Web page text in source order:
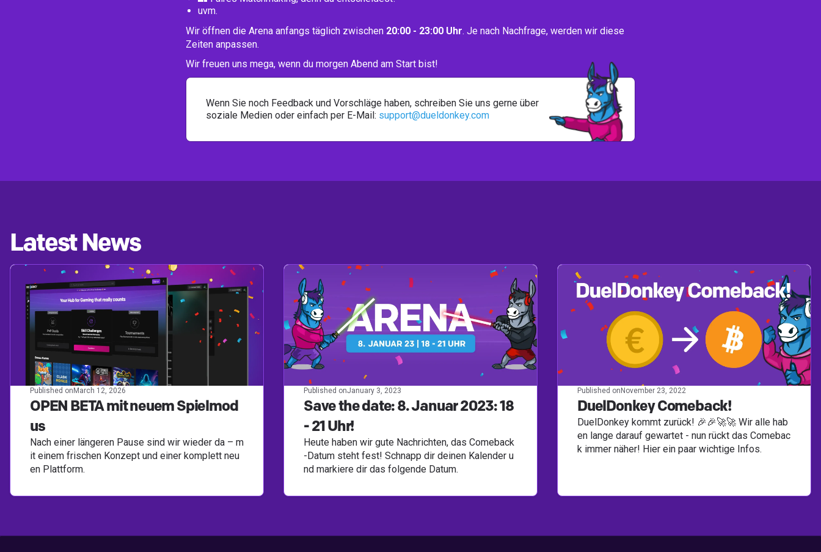
uvm.
Wir öffnen die Arena anfangs täglich zwischen 20:00 - 23:00 Uhr. Je nach Nachfrage, werden wir diese
Zeiten anpassen.
Wir freuen uns mega, wenn du morgen Abend am Start bist!
Wenn Sie noch Feedback und Vorschläge haben, schreiben Sie uns gerne über
soziale Medien oder einfach per E-Mail: support@dueldonkey.com
Latest News
Published onMarch 12, 2026
OPEN BETA mit neuem Spielmod
us
Nach einer längeren Pause sind wir wieder da – m
it einem frischen Konzept und einer komplett neu
en Plattform.
Published onJanuary 3, 2023
Save the date: 8. Januar 2023: 18
- 21 Uhr!
Heute haben wir gute Nachrichten, das Comeback
-Datum steht fest! Schnapp dir deinen Kalender u
nd markiere dir das folgende Datum.
Published onNovember 23, 2022
DuelDonkey Comeback!
DuelDonkey kommt zurück! 🎉🎉🚀🚀 Wir alle hab
en lange darauf gewartet - nun rückt das Comebac
k immer näher! Hier ein paar wichtige Infos.